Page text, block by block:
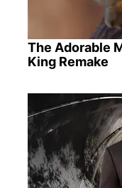
The Adorable
King Remake